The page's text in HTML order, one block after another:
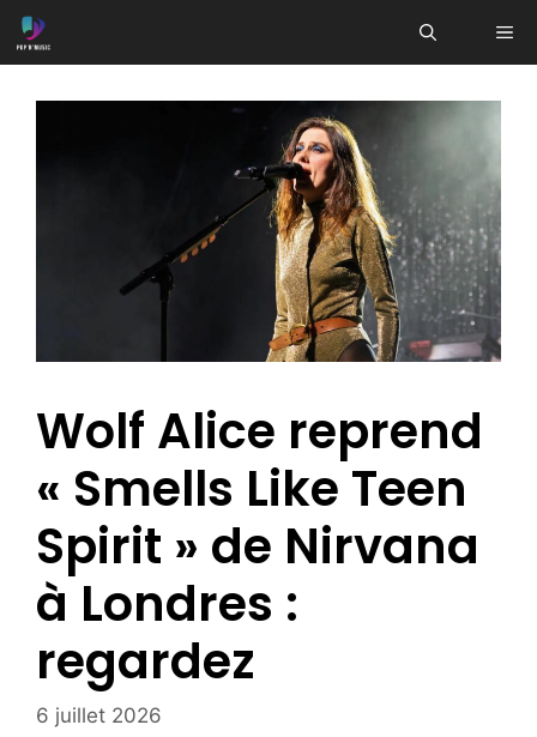
Aller
au
Wolf Alice reprend
« Smells Like Teen
Spirit » de Nirvana
à Londres :
regardez
6 juillet 2026